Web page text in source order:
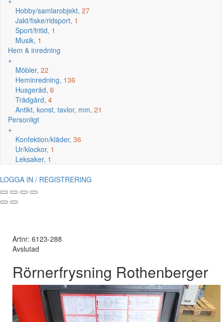
Hobby/samlarobjekt, 27
Jakt/fiske/ridsport, 1
Sport/fritid, 1
Musik, 1
Hem & inredning
+
Möbler, 22
Heminredning, 136
Husgeråd, 6
Trädgård, 4
Antikt, konst, tavlor, mm, 21
Personligt
+
Konfektion/kläder, 36
Ur/klockor, 1
Leksaker, 1
LOGGA IN / REGISTRERING
Artnr: 6123-288
Avslutad
Rörnerfrysning Rothenberger